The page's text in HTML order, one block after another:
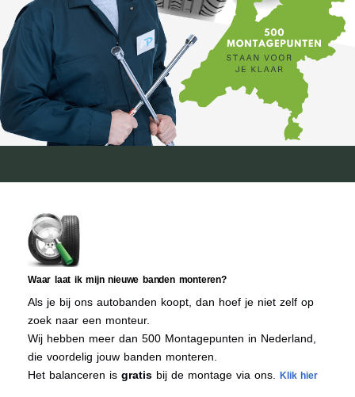
Waar laat ik mijn nieuwe banden monteren?
Als je bij ons autobanden koopt, dan hoef je niet zelf op
zoek naar een monteur.
Wij hebben meer dan 500 Montagepunten in Nederland,
die voordelig jouw banden monteren.
Het balanceren is gratis bij de montage via ons. Klik hier